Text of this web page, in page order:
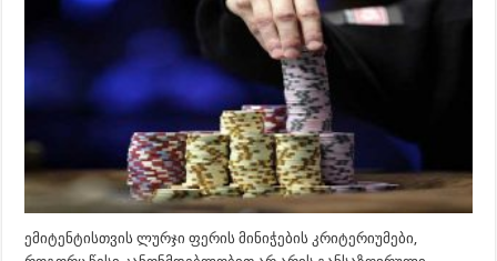
ემიტენტისთვის ლურჯი ფერის მინიჭების კრიტერიუმები,